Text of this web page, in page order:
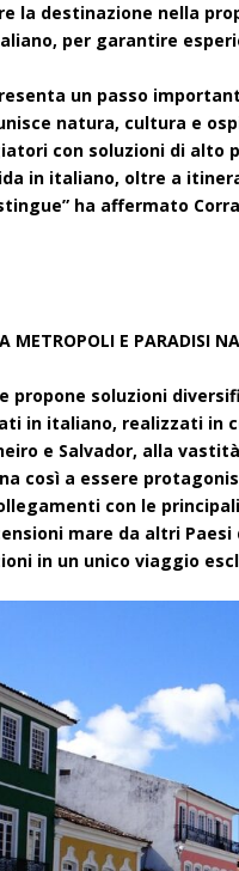
la destinazione nella
per garantire
un passo
natura, cultura e
con soluzioni di alto
in italiano, oltre a
ha affermato
METROPOLI E PARADISI
propone soluzioni
in italiano, realizzati in
e Salvador, alla
così a essere
con le
mare da altri
in un unico viaggio